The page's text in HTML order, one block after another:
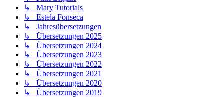
↳ Mary Tutorials
↳ Estela Fonseca
↳ Jahresübersetzungen
↳ Übersetzungen 2025
↳ Übersetzungen 2024
↳ Übersetzungen 2023
↳ Übersetzungen 2022
↳ Übersetzungen 2021
↳ Übersetzungen 2020
↳ Übersetzungen 2019